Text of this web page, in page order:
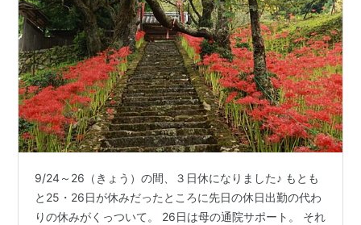
9/24～26（きょう）の間、３日休になりました♪ もとも
と25・26日が休みだったところに先日の休日出勤の代わ
りの休みがくっついて。 26日は母の通院サポート。 それ